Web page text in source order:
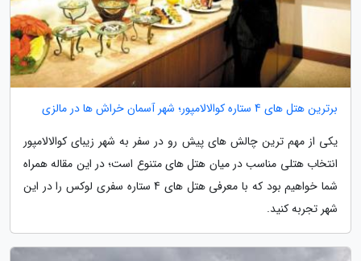
برترین هتل های 4 ستاره کوالالامپور؛ شهر آسمان خراش ها در مالزی
یکی از مهم ترین چالش های پیش رو در سفر به شهر زیبای کوالالامپور
انتخاب هتلی مناسب در میان هتل های متنوع است؛ در این مقاله همراه
شما خواهیم بود که با معرفی هتل های 4 ستاره سفری لوکس را در این
شهر تجربه کنید.